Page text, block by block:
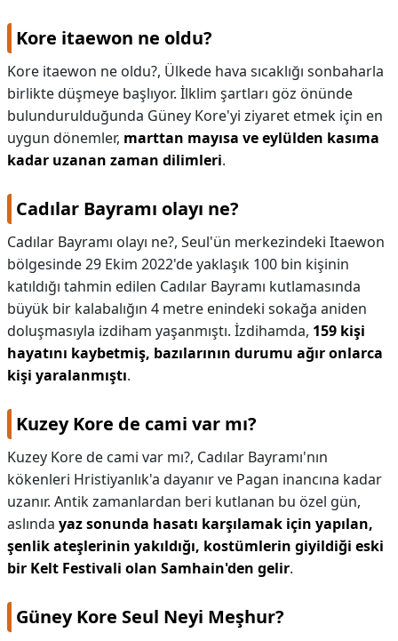
Kore itaewon ne oldu?
Kore itaewon ne oldu?, Ülkede hava sıcaklığı sonbaharla
birlikte düşmeye başlıyor. İlklim şartları göz önünde
bulundurulduğunda Güney Kore'yi ziyaret etmek için en
uygun dönemler, marttan mayısa ve eylülden kasıma
kadar uzanan zaman dilimleri.
Cadılar Bayramı olayı ne?
Cadılar Bayramı olayı ne?, Seul'ün merkezindeki Itaewon
bölgesinde 29 Ekim 2022'de yaklaşık 100 bin kişinin
katıldığı tahmin edilen Cadılar Bayramı kutlamasında
büyük bir kalabalığın 4 metre enindeki sokağa aniden
doluşmasıyla izdiham yaşanmıştı. İzdihamda, 159 kişi
hayatını kaybetmiş, bazılarının durumu ağır onlarca
kişi yaralanmıştı.
Kuzey Kore de cami var mı?
Kuzey Kore de cami var mı?, Cadılar Bayramı'nın
kökenleri Hristiyanlık'a dayanır ve Pagan inancına kadar
uzanır. Antik zamanlardan beri kutlanan bu özel gün,
aslında yaz sonunda hasatı karşılamak için yapılan,
şenlik ateşlerinin yakıldığı, kostümlerin giyildiği eski
bir Kelt Festivali olan Samhain'den gelir.
Güney Kore Seul Neyi Meşhur?